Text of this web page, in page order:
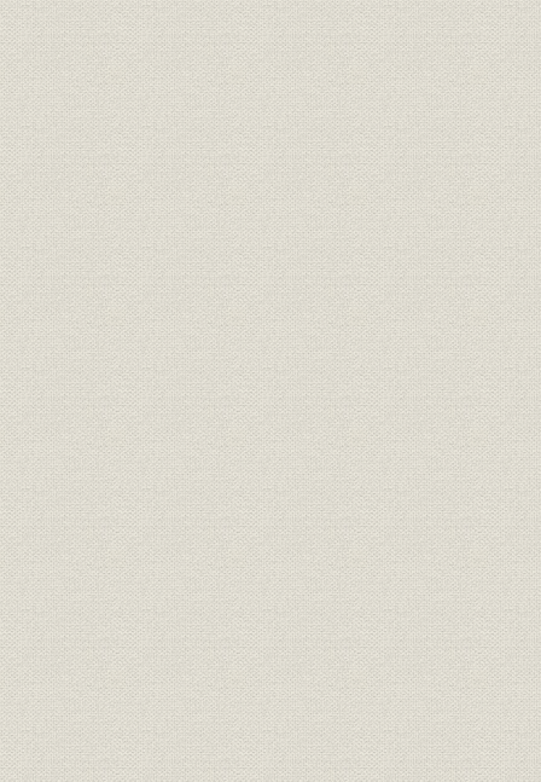
設備
明電舎の誕生と「モートルの明
電」 1897●明治30年→大正5年
●1916
大正3年
年)
資料
事業の拡大・発展と戦時下の経
営 1917●大正6年→昭和20年
●1945
大正6年
年)